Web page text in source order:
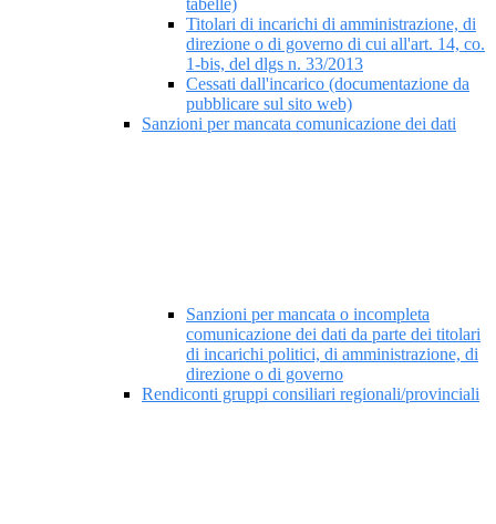
tabelle)
Titolari di incarichi di amministrazione, di
direzione o di governo di cui all'art. 14, co.
1-bis, del dlgs n. 33/2013
Cessati dall'incarico (documentazione da
pubblicare sul sito web)
Sanzioni per mancata comunicazione dei dati
Sanzioni per mancata o incompleta
comunicazione dei dati da parte dei titolari
di incarichi politici, di amministrazione, di
direzione o di governo
Rendiconti gruppi consiliari regionali/provinciali